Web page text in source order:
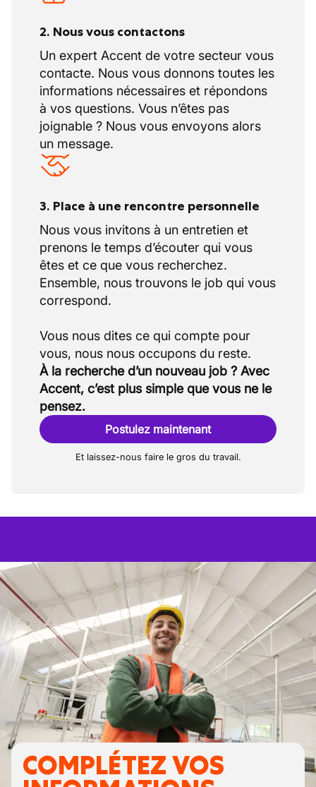
Des avantages complémentaires
Formations et perfectionnements pour
renforcer vos connaissances
professionnelles.
2. Nous vous contactons
Un expert Accent de votre secteur vous
contacte. Nous vous donnons toutes les
informations nécessaires et répondons
à vos questions. Vous n’êtes pas
joignable ? Nous vous envoyons alors
un message.
3. Place à une rencontre personnelle
Nous vous invitons à un entretien et
prenons le temps d’écouter qui vous
êtes et ce que vous recherchez.
Ensemble, nous trouvons le job qui vous
correspond.
Vous nous dites ce qui compte pour
À la recherche d’un nouveau job ? Avec
Accent, c’est plus simple que vous ne le
pensez.
Postulez maintenant
Et laissez-nous faire le gros du travail.
COMPLÉTEZ VOS